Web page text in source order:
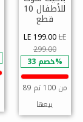
للأطفال 10
قطع
LE 199.00LE
299.00
خصم 33%
89 من 100 تم
بيعها